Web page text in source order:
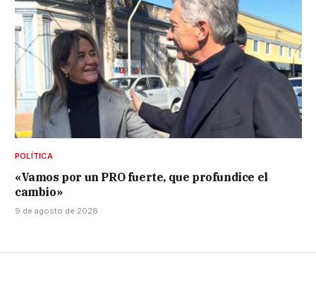
POLÍTICA
«Vamos por un PRO fuerte, que profundice el
cambio»
9 de agosto de 2026